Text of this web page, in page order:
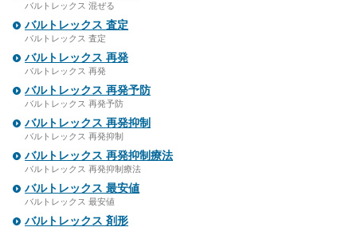
バルトレックス 混ぜる
バルトレックス 査定
バルトレックス 査定
バルトレックス 再発
バルトレックス 再発
バルトレックス 再発予防
バルトレックス 再発予防
バルトレックス 再発抑制
バルトレックス 再発抑制
バルトレックス 再発抑制療法
バルトレックス 再発抑制療法
バルトレックス 最安値
バルトレックス 最安値
バルトレックス 剤形